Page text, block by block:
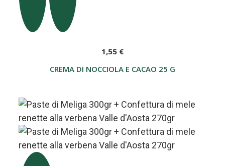
CREMA DI NOCCIOLA E CACAO 25 G
1,55 €